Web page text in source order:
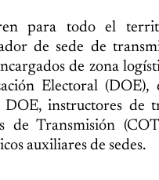
para todo el
de sede de
de zona
Electoral (DOE),
DOE, instructores de
de Transmisión
auxiliares de sedes.